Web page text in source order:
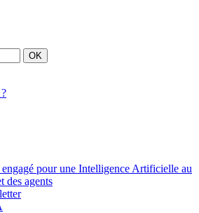
OK
pour une Intelligence Artificielle au
des agents